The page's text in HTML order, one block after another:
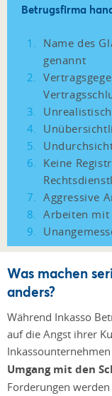
Betrugsfirma
Name des
genannt
Keine
Aggressive
Arbeiten mit
Was machen
anders?
Während Inkasso
auf die Angst ihrer
Umgang mit den
Forderungen werden